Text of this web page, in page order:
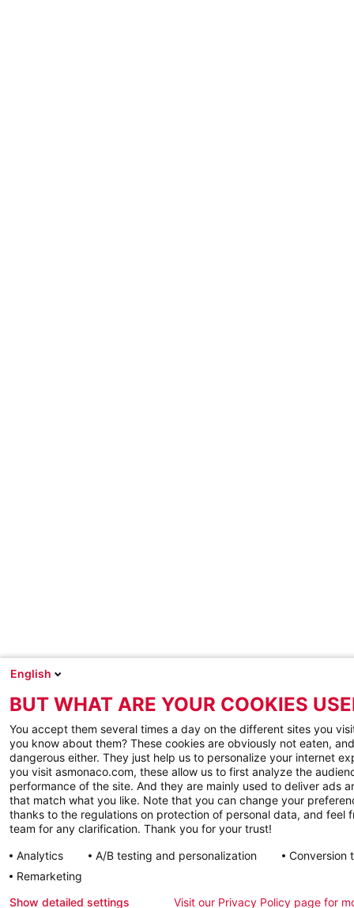
English
BUT WHAT ARE YOUR COOKIES
You accept them several times a day on the different sites you
you know about them? These cookies are obviously not eaten,
dangerous either. They just help us to personalize your internet
you visit asmonaco.com, these allow us to first analyze the
performance of the site. And they are mainly used to deliver ads
that match what you like. Note that you can change your
thanks to the regulations on protection of personal data, and feel
team for any clarification. Thank you for your trust!
Analytics
A/B testing and personalization
Conversion
Remarketing
Show detailed settings
Visit our Privacy Policy page for